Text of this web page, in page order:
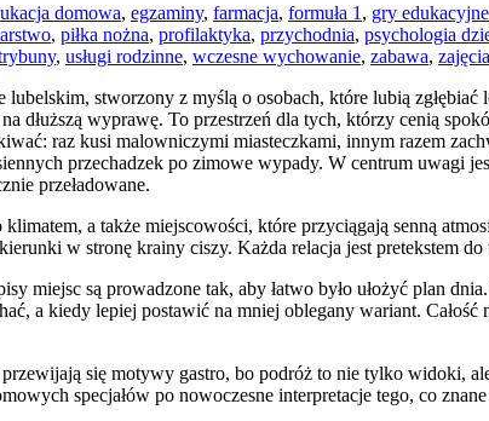
domowa, egzaminy, farmacja, formuła 1 , gry edukacyjne
, piłka nożna, profilaktyka, przychodnia, psychologia
, usługi rodzinne, wczesne wychowanie, zabawa,
stworzony z myślą o osobach, które lubią
dłuższą wyprawę. To przestrzeń dla tych, którzy cenią
raz kusi malowniczymi miasteczkami, innym razem
przechadzek po zimowe wypady. W centrum uwagi
przeładowane.
a także miejscowości, które przyciągają senną
w stronę krainy ciszy. Każda relacja jest pretekstem
miejsc są prowadzone tak, aby łatwo było ułożyć plan
a kiedy lepiej postawić na mniej oblegany wariant.
się motywy gastro, bo podróż to nie tylko widoki,
specjałów po nowoczesne interpretacje tego, co